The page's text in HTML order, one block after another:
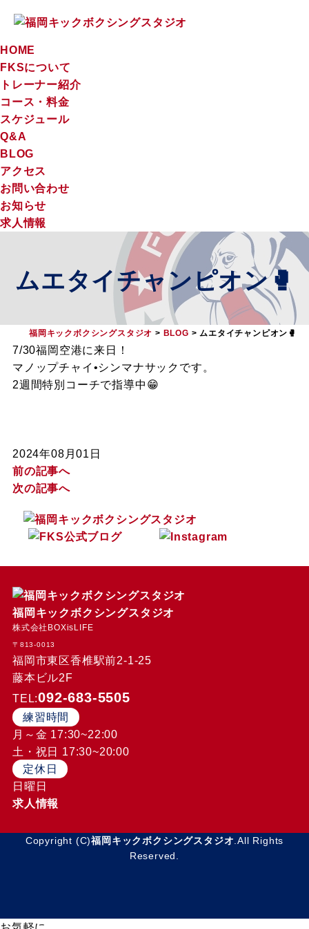
HOME
FKSについて
トレーナー紹介
コース・料金
スケジュール
Q&A
BLOG
アクセス
お問い合わせ
お知らせ
求人情報
ムエタイチャンピオン🥊
福岡キックボクシングスタジオ > BLOG >ムエタイチャンピオン🥊
7/30福岡空港に来日！
マノップチャイ•シンマナサックです。
2週間特別コーチで指導中😁
2024年08月01日
前の記事へ
次の記事へ
福岡キックボクシングスタジオ
株式会社BOXisLIFE
〒813-0013
福岡市東区香椎駅前2-1-25
藤本ビル2F
TEL:092-683-5505
練習時間
月～金 17:30~22:00
土・祝日 17:30~20:00
定休日
日曜日
求人情報
Copyright (C)福岡キックボクシングスタジオ .All Rights
Reserved.